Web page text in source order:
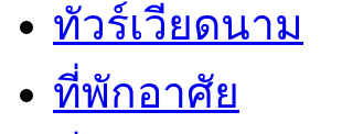
ทัวร์เวียดนาม
ที่พักอาศัย